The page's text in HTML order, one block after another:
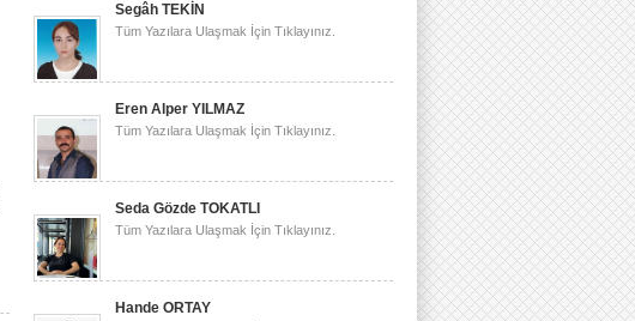
Segâh TEKİN
Tüm Yazılara Ulaşmak İçin Tıklayınız.
Eren Alper YILMAZ
Tüm Yazılara Ulaşmak İçin Tıklayınız.
Seda Gözde TOKATLI
Tüm Yazılara Ulaşmak İçin Tıklayınız.
Hande ORTAY